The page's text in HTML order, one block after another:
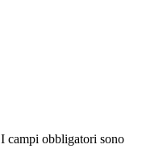
I campi obbligatori sono